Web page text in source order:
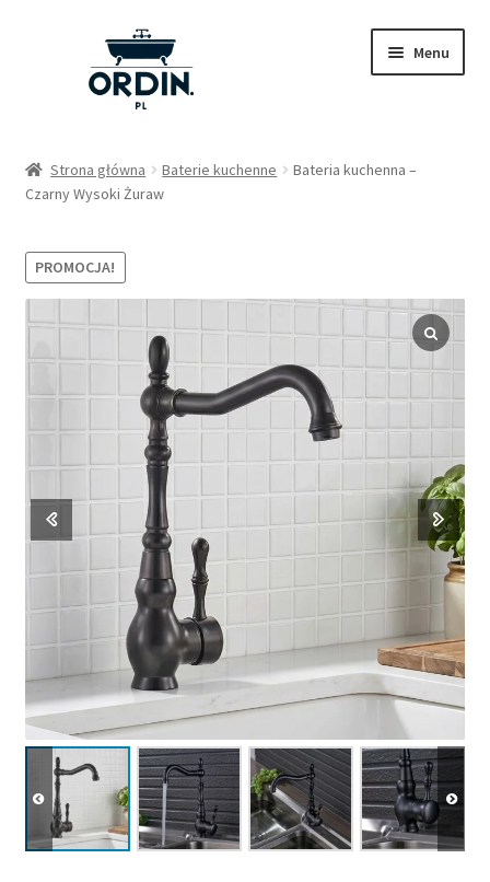
nawigacji
Menu
Pytania
Nasze wpisy
Strona główna Baterie kuchenne
Bateria kuchenna –
Czarny Wysoki Żuraw
PROMOCJA!